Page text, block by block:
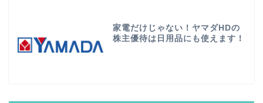
家電だけじゃない！ヤマダHDの
株主優待は日用品にも使えます！